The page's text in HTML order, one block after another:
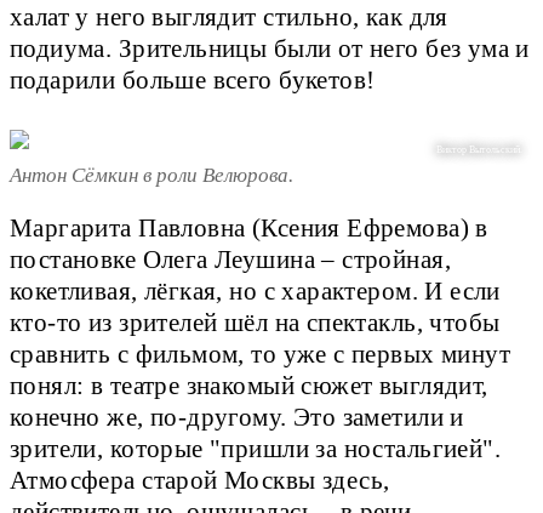
халат у него выглядит стильно, как для
подиума. Зрительницы были от него без ума и
подарили больше всего букетов!
Виктор Вытольский.
Антон Сёмкин в роли Велюрова.
Маргарита Павловна (Ксения Ефремова) в
постановке Олега Леушина – стройная,
кокетливая, лёгкая, но с характером. И если
кто-то из зрителей шёл на спектакль, чтобы
сравнить с фильмом, то уже с первых минут
понял: в театре знакомый сюжет выглядит,
конечно же, по-другому. Это заметили и
зрители, которые "пришли за ностальгией".
Атмосфера старой Москвы здесь,